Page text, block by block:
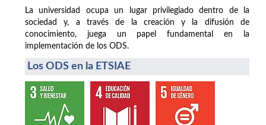
La universidad ocupa un lugar privilegiado dentro de la
sociedad y, a través de la creación y la difusión de
conocimiento, juega un papel fundamental en la
implementación de los ODS.
Los ODS en la ETSIAE